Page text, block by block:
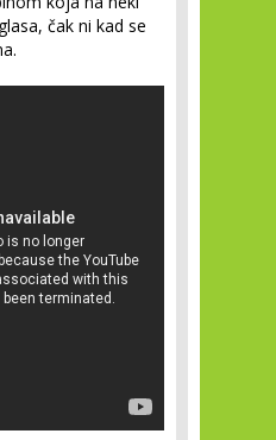
čak ni kad se